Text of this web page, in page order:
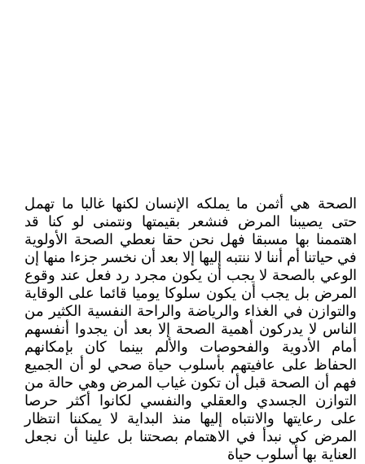
الصحة هي أثمن ما يملكه الإنسان لكنها غالبا ما تهمل
حتى يصيبنا المرض فنشعر بقيمتها ونتمنى لو كنا قد
اهتممنا بها مسبقا فهل نحن حقا نعطي الصحة الأولوية
في حياتنا أم أننا لا ننتبه إليها إلا بعد أن نخسر جزءا منها إن
الوعي بالصحة لا يجب أن يكون مجرد رد فعل عند وقوع
المرض بل يجب أن يكون سلوكا يوميا قائما على الوقاية
والتوازن في الغذاء والرياضة والراحة النفسية الكثير من
الناس لا يدركون أهمية الصحة إلا بعد أن يجدوا أنفسهم
أمام الأدوية والفحوصات والألم بينما كان بإمكانهم
الحفاظ على عافيتهم بأسلوب حياة صحي لو أن الجميع
فهم أن الصحة قبل أن تكون غياب المرض وهي حالة من
التوازن الجسدي والعقلي والنفسي لكانوا أكثر حرصا
على رعايتها والانتباه إليها منذ البداية لا يمكننا انتظار
المرض كي نبدأ في الاهتمام بصحتنا بل علينا أن نجعل
العناية بها أسلوب حياة